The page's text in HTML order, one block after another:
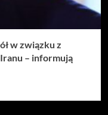
w związku z
– informują